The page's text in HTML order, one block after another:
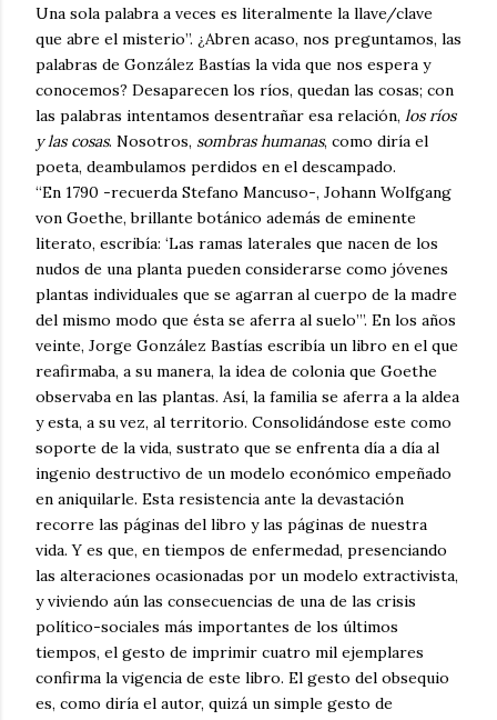
Una sola palabra a veces es literalmente la llave/clave
que abre el misterio”. ¿Abren acaso, nos preguntamos, las
palabras de González Bastías la vida que nos espera y
conocemos? Desaparecen los ríos, quedan las cosas; con
las palabras intentamos desentrañar esa relación, los ríos
y las cosas. Nosotros, sombras humanas, como diría el
poeta, deambulamos perdidos en el descampado.
“En 1790 -recuerda Stefano Mancuso-, Johann Wolfgang
von Goethe, brillante botánico además de eminente
literato, escribía: ‘Las ramas laterales que nacen de los
nudos de una planta pueden considerarse como jóvenes
plantas individuales que se agarran al cuerpo de la madre
del mismo modo que ésta se aferra al suelo’”. En los años
veinte, Jorge González Bastías escribía un libro en el que
reafirmaba, a su manera, la idea de colonia que Goethe
observaba en las plantas. Así, la familia se aferra a la aldea
y esta, a su vez, al territorio. Consolidándose este como
soporte de la vida, sustrato que se enfrenta día a día al
ingenio destructivo de un modelo económico empeñado
en aniquilarle. Esta resistencia ante la devastación
recorre las páginas del libro y las páginas de nuestra
vida. Y es que, en tiempos de enfermedad, presenciando
las alteraciones ocasionadas por un modelo extractivista,
y viviendo aún las consecuencias de una de las crisis
político-sociales más importantes de los últimos
tiempos, el gesto de imprimir cuatro mil ejemplares
confirma la vigencia de este libro. El gesto del obsequio
es, como diría el autor, quizá un simple gesto de